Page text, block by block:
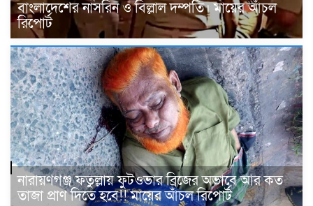
বাংলাদেশের নাসরিন ও বিল্লাল দম্পতি। মায়ের আঁচল
রিপোর্ট
নারায়ণগঞ্জ ফতুল্লায় ফুটওভার ব্রিজের অভাবে আর কত
তাজা প্রাণ দিতে হবে!! মায়ের আঁচল রিপোর্ট